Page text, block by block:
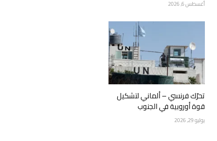
أغسطس 6, 2026
تحرّك فرنسي – ألماني لتشكيل
قوة أوروبية في الجنوب
يوليو 29, 2026